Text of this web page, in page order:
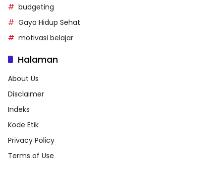
budgeting
Gaya Hidup Sehat
motivasi belajar
Halaman
About Us
Disclaimer
Indeks
Kode Etik
Privacy Policy
Terms of Use